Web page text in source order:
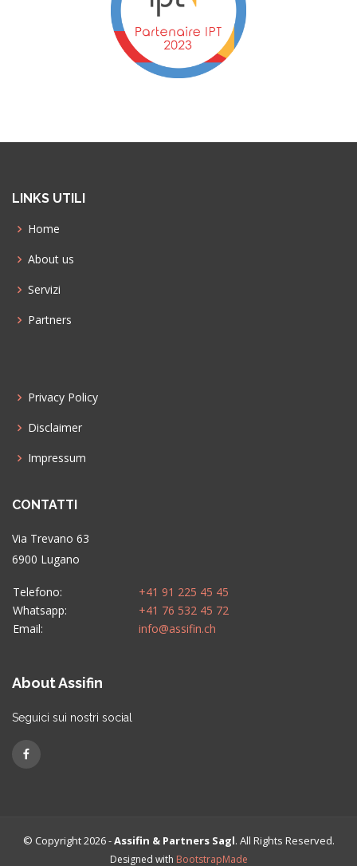
LINKS UTILI
Home
About us
Servizi
Partners
Privacy Policy
Disclaimer
Impressum
CONTATTI
Via Trevano 63
6900 Lugano
Telefono:
+41 91 225 45 45
Whatsapp:
+41 76 532 45 72
Email:
info@assifin.ch
About Assifin
Seguici sui nostri social
© Copyright 2026 -Assifin & Partners Sagl. All Rights Reserved.
Designed with BootstrapMade